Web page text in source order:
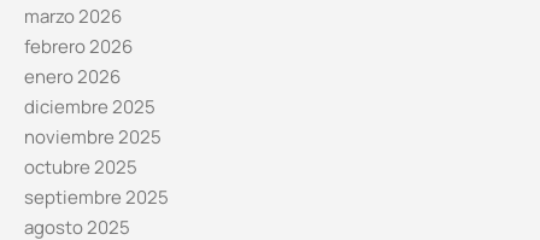
marzo 2026
febrero 2026
enero 2026
diciembre 2025
noviembre 2025
octubre 2025
septiembre 2025
agosto 2025